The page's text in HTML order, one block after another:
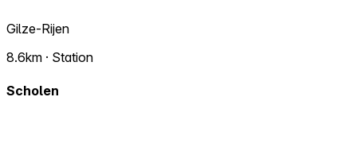
Gilze-Rijen
8.6km · Station
Scholen